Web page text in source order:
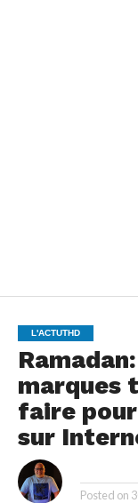
L'ACTUTHD
marques
faire
sur
Posted on